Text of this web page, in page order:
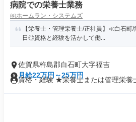
病院での栄養士業務
㈱ホームラン・システムズ
【栄養士・管理栄養士/正社員】≪白石
日◎資格と経験を活かして働...
佐賀県杵島郡白石町大字福吉
月給22万円～25万円
資格・経験 ★栄養士または管理栄養